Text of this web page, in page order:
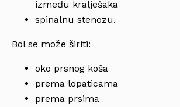
između kralješaka
spinalnu stenozu.
Bol se može širiti:
oko prsnog koša
prema lopaticama
prema prsima